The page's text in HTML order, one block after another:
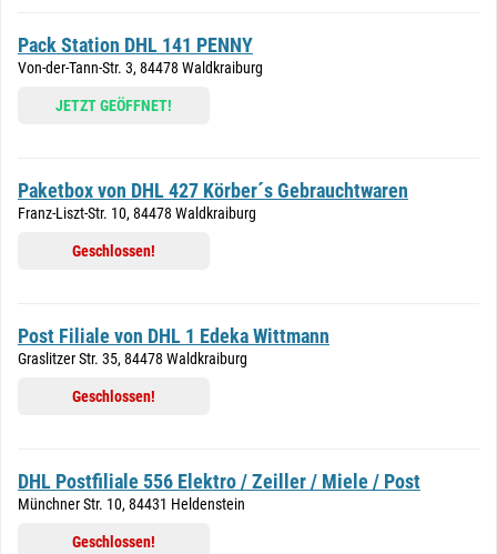
Pack Station DHL 141 PENNY
Von-der-Tann-Str. 3, 84478 Waldkraiburg
JETZT GEÖFFNET!
Paketbox von DHL 427 Körber´s Gebrauchtwaren
Franz-Liszt-Str. 10, 84478 Waldkraiburg
Geschlossen!
Post Filiale von DHL 1 Edeka Wittmann
Graslitzer Str. 35, 84478 Waldkraiburg
Geschlossen!
DHL Postfiliale 556 Elektro / Zeiller / Miele / Post
Münchner Str. 10, 84431 Heldenstein
Geschlossen!